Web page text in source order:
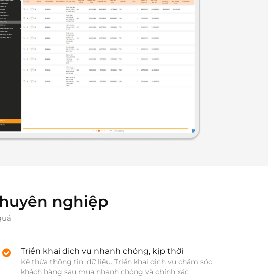
nghiệp
Triển khai dịch vụ nhanh chóng, kịp thời
Kế thừa thông tin, dữ liệu. Triển khai dịch vụ chăm sóc
khách hàng sau mua nhanh chóng và chính xác